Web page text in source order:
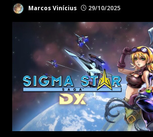
Marcos Vinícius 29/10/2025